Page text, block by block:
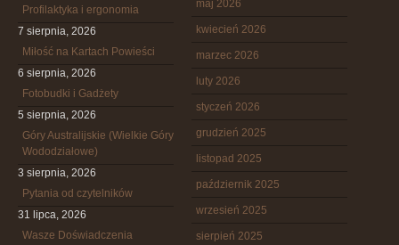
Profilaktyka i ergonomia
7 sierpnia, 2026
Miłość na Kartach Powieści
6 sierpnia, 2026
Fotobudki i Gadżety
5 sierpnia, 2026
Góry Australijskie (Wielkie Góry
Wododziałowe)
3 sierpnia, 2026
Pytania od czytelników
31 lipca, 2026
Wasze Doświadczenia
maj 2026
kwiecień 2026
marzec 2026
luty 2026
styczeń 2026
grudzień 2025
listopad 2025
październik 2025
wrzesień 2025
sierpień 2025